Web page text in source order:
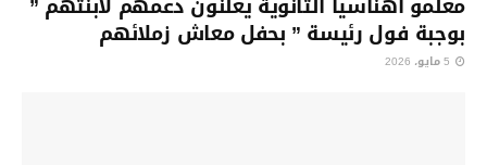
بوجبة فول رئيسة ” بحفل معاش زملائهم